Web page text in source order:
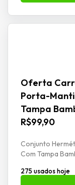
Oferta
Porta-
Tampa
R$99,90
Conjunto
Com Tampa
275 usados hoje